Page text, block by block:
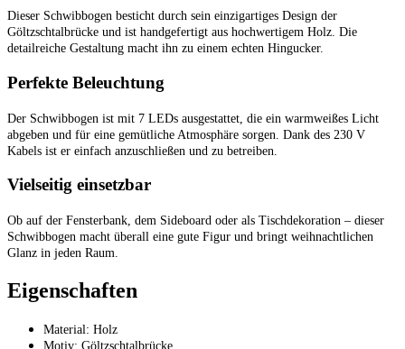
Dieser Schwibbogen besticht durch sein einzigartiges Design der
Göltzschtalbrücke und ist handgefertigt aus hochwertigem Holz. Die
detailreiche Gestaltung macht ihn zu einem echten Hingucker.
Perfekte Beleuchtung
Der Schwibbogen ist mit 7 LEDs ausgestattet, die ein warmweißes Licht
abgeben und für eine gemütliche Atmosphäre sorgen. Dank des 230 V
Kabels ist er einfach anzuschließen und zu betreiben.
Vielseitig einsetzbar
Ob auf der Fensterbank, dem Sideboard oder als Tischdekoration – dieser
Schwibbogen macht überall eine gute Figur und bringt weihnachtlichen
Glanz in jeden Raum.
Eigenschaften
Material: Holz
Motiv: Göltzschtalbrücke